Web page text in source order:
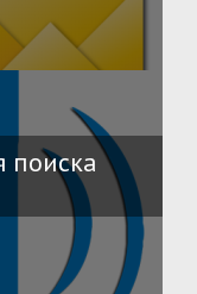
поиска